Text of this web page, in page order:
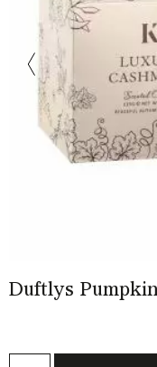
Previous
Duftlys